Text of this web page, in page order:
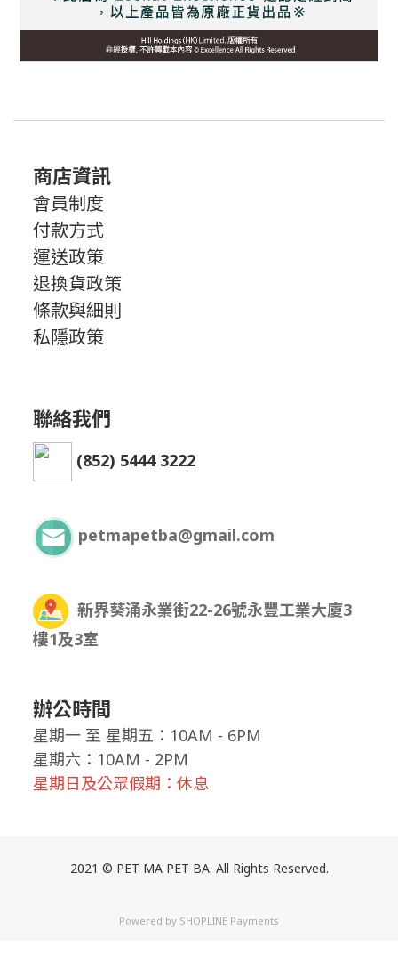
商店資訊
會員制度
付款方式
運送政策
退換貨政策
條款與細則
私隱政策
聯絡我們
(852) 5444 3222
petmapetba@gmail.com
新界葵涌永業街22-26號永豐工業大廈3
樓1及3室
辦公時間
星期一 至 星期五：10AM - 6PM
星期六：10AM - 2PM
星期日及公眾假期：休息
2021 © PET MA PET BA. All Rights Reserved.
Powered by SHOPLINE Payments